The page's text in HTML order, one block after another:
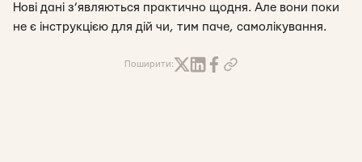
Нові дані з’являються практично щодня. Але вони поки
не є інструкцією для дій чи, тим паче, самолікування.
Поширити: